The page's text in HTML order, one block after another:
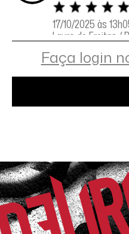
17/10/2025 às
Lauro de Freitas /
Adorei 💙
Denize da S.
09/10/2025 às
Rio de Janeiro / RJ
Amei o
Faça login